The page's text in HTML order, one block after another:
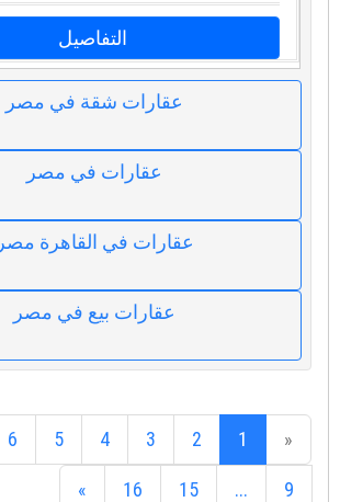
التفاصيل
عقارات شقة في مصر
عقارات في مصر
عقارات في القاهرة مصر
عقارات بيع في مصر
«
1
2
3
4
5
6
9
...
15
16
»